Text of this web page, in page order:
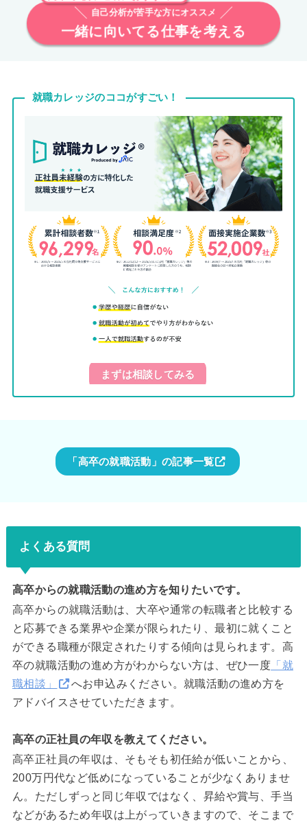
自己分析が苦手な方にオススメ
一緒に向いてる仕事を考える
就職カレッジのココがすごい！
まずは相談してみる
「高卒の就職活動」の記事一覧
よくある質問
高卒からの就職活動の進め方を知りたいです。
高卒からの就職活動は、大卒や通常の転職者と比較する
と応募できる業界や企業が限られたり、最初に就くこと
ができる職種が限定されたりする傾向は見られます。高
卒の就職活動の進め方がわからない方は、ぜひ一度 「就
職相談」
へお申込みください。就職活動の進め方を
アドバイスさせていただきます。
高卒の正社員の年収を教えてください。
高卒正社員の年収は、そもそも初任給が低いことから、
200万円代など低めになっていることが少なくありませ
ん。ただしずっと同じ年収ではなく、昇給や賞与、手当
などがあるため年収は上がっていきますので、そこまで